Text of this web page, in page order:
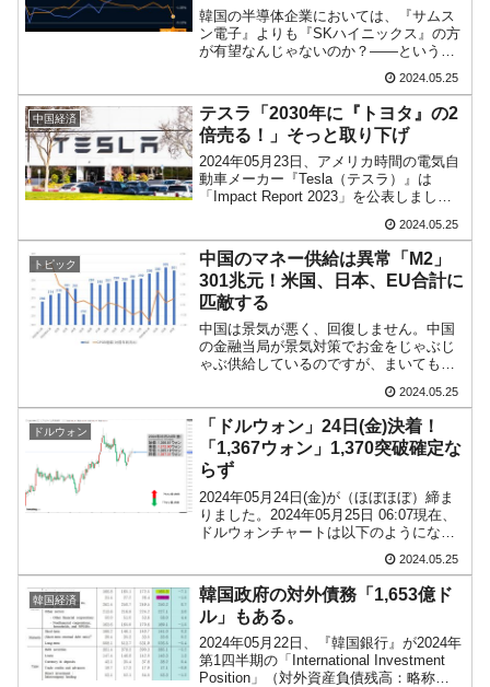
『Money1』
韓国･李在明さっそく不動産対策で浅薄な発
『Money1』
韓国は「中国と同じく」投資に不適格な国
だ。
『Money1』
『韓国銀行』が「金の保有量を増やします」
⇒「金を経由するドル入手」手段ではないのか？
韓国･外為取引量「1日当たり1,214.4億ドル」
まで拡大 ⇒ 海外資金の動きに強く左右される状態
『Money1』
韓国･帰ってきた李在明。李在明を支持しな
い「50.5％」に上昇
『Money1』
韓国大統領府ボンクラ政策室長が告発された
⇒ 国家が行った恐るべき株価操作であり、空前の国政壟断
『Money1』
韓国･警察職員が「丸刈りになって抗議活
動」
『Money1』
中国だけが鉄鋼輸出を異常増加させる ⇒ 中
国の過剰生産が世界を蝕む。
韓国製造業「半導体絶好調」のウラで他業種
は全般的「不調」⇒ PSIが示す現況は決して良くない。
『Money1』
【米韓激突案件】韓国消費者院が『クーパ
ン』1人当たり賠償10万ウォンを認定 ⇒ 総額3兆7,000億
『Money1』 韓国で猛暑。南東部では干ばつ
韓国の半導体企業においては、『サムス
ン電子』よりも『SKハイニックス』の方
が有望なんじゃないのか？――という見
方が広がっているようです。株価の推移
に差がついているのです。まず『サムス
ン電子』は以下になります（日足／チャ
ートは『Investi...
2024.05.25
中国経済
テスラ「2030年に『トヨタ』の2
倍売る！」そっと取り下げ
2024年05月23日、アメリカ時間の電気自
動車メーカー『Tesla（テスラ）』は
「Impact Report 2023」を公表しまし
Report 2023」。このリポートで注目され
ているのが「20...
2024.05.25
トピック
中国のマネー供給は異常「M2」
301兆元！米国、日本、EU合計に
匹敵する
中国は景気が悪く、回復しません。中国
の金融当局が景気対策でお金をじゃぶじ
ゃぶ供給しているのですが、まいてもま
いても すぐとれる♪」という歌がありま
すが、まさにコレ。「がんばらなくっち
ゃー♪」なのも同じで...
2024.05.25
ドルウォン
「ドルウォン」24日(金)決着！
「1,367ウォン」1,370突破確定な
らず
2024年05月24日(金)が（ほぼほぼ）締ま
りました。2024年05月25日 06:07現在、
ドルウォンチャートは以下のようになっ
より引用：以下同）。上下が大きく削ら
れたコマ足になりました...
2024.05.25
韓国経済
韓国政府の対外債務「1,653億ド
ル」もある。
2024年05月22日、『韓国銀行』が2024年
第1四半期の「International Investment
Position」（対外資産負債残高：略称